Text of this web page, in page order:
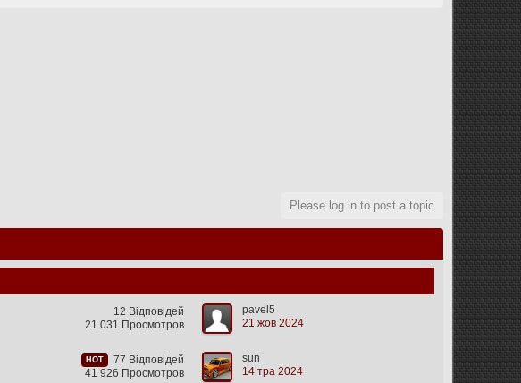
Please log in to post a topic
12 Відповідей
21 031 Просмотров
pavel5
21 жов 2024
HOT
77 Відповідей
41 926 Просмотров
sun
14 тра 2024